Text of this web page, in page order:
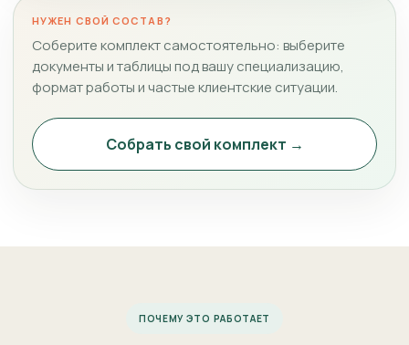
НУЖЕН СВОЙ СОСТАВ?
Соберите комплект самостоятельно: выберите
документы и таблицы под вашу специализацию,
формат работы и частые клиентские ситуации.
Собрать свой комплект →
ПОЧЕМУ ЭТО РАБОТАЕТ